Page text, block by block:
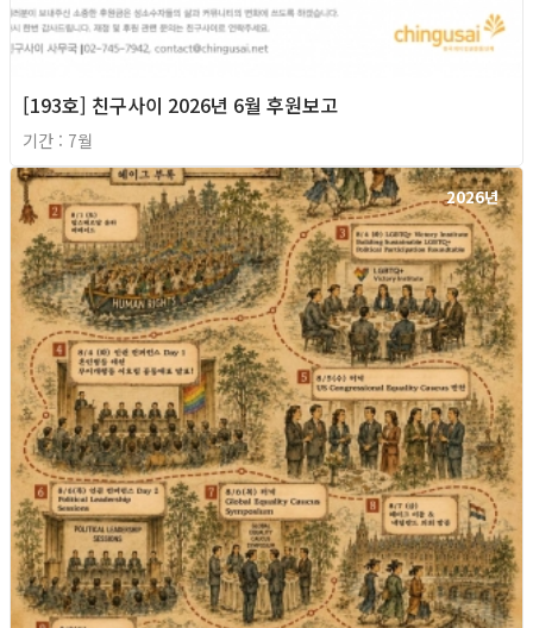
[193호] 친구사이 2026년 6월 후원보고
기간 : 7월
2026년